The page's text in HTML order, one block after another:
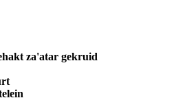
za'atar gekruid